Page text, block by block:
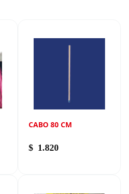
CABO 80 CM
$ 1.820